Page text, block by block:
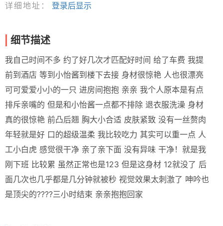
详细地址：
登录后显示
细节描述
我自己时间不多 约了好几次才匹配好时间 给了车费 我提
前到酒店 等到小怡酱到楼下去接 身材很惊艳 人也很漂亮
可可爱爱小小的一只 进房间抱抱 亲亲 我个人原本是有点
排斥亲嘴的 但是和小怡酱一点都不排除 退衣服洗澡 身材
真的很惊艳 前凸后翘 胸大小合适 皮肤紧致 没有一丝赘肉
年轻就是好 口的超级温柔 我比较吃力 其实可以重一点 人
工小白虎 感觉很干净 亲了亲下面 没有异味 干净！就是我
刚下班 比较累 虽然正常也是123 但是这身材 12就没了 后
面几次也几乎都是几分钟就被秒 视觉效果太刺激了 呻吟也
是顶尖的????三小时结束 亲亲抱抱回家